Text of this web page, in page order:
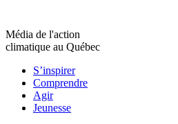
Média de l'action
climatique au Québec
S’inspirer
Comprendre
Agir
Jeunesse